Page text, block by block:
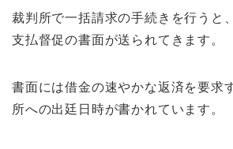
裁判所で一括請求の手続きを行うと
支払督促の書面が送られてきます。
書面には借金の速やかな返済を要求
所への出廷日時が書かれています。